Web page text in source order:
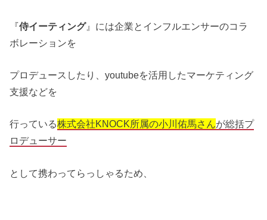
『侍イーティング』には企業とインフルエンサーのコラ
ボレーションを
プロデュースしたり、youtubeを活用したマーケティング
支援などを
行っている株式会社KNOCK所属の小川佑馬さんが総括プ
ロデューサー
として携わってらっしゃるため、